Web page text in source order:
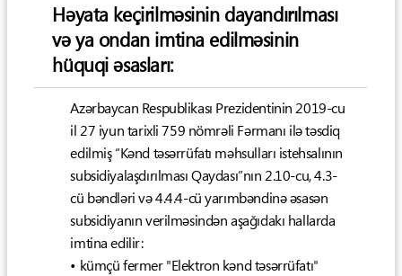
Həyata keçirilməsinin dayandırılması
və ya ondan imtina edilməsinin
hüquqi əsasları:
Azərbaycan Respublikası Prezidentinin 2019-cu
il 27 iyun tarixli 759 nömrəli Fərmanı ilə təsdiq
edilmiş “Kənd təsərrüfatı məhsulları istehsalının
subsidiyalaşdırılması Qaydası”nın 2.10-cu, 4.3-
cü bəndləri və 4.4.4-cü yarımbəndinə əsasən
subsidiyanın verilməsindən aşağıdakı hallarda
imtina edilir:
• kümçü fermer "Elektron kənd təsərrüfatı"